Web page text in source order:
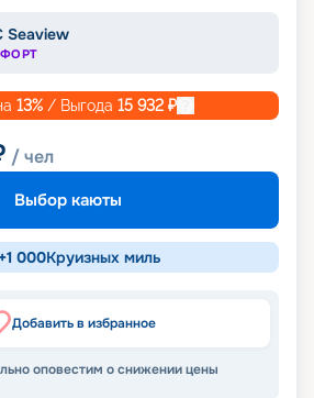
Seaview
13% / Выгода 15 932 ₽
/ чел
Выбор каюты
1 000Круизных миль
Добавить в избранное
оповестим о снижении цены